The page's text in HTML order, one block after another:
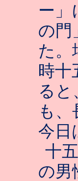
ー」
の門
た。
時十
ると
も、
今日
十
の男